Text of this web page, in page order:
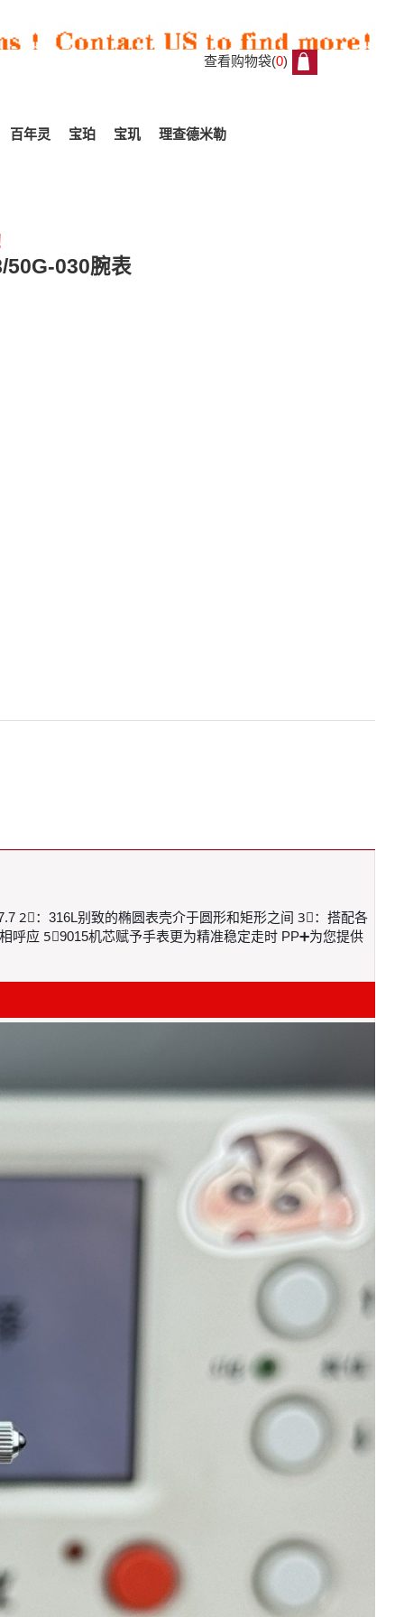
查看购物袋(0)
百年灵 宝珀 宝玑 理查德米勒
50G-030腕表
2⃣️：316L别致的椭圆表壳介于圆形和矩形之间 3⃣️：搭配各
应 5⃣️9015机芯赋予手表更为精准稳定走时 PP➕为您提供